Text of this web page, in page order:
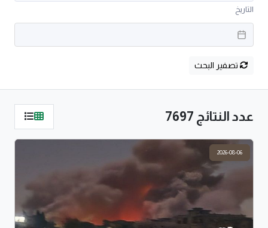
التاريخ
تصفير البحث
عدد النتائج 7697
2026-08-06